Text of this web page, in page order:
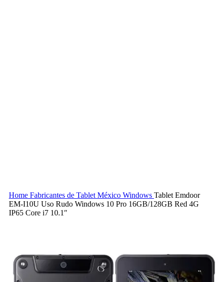
Home Fabricantes de Tablet México Windows Tablet Emdoor
EM-I10U Uso Rudo Windows 10 Pro 16GB/128GB Red 4G
IP65 Core i7 10.1″